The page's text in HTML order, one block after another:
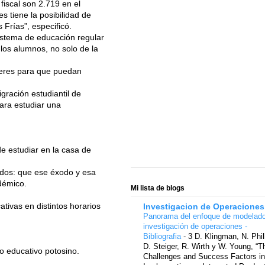
son 2.719 en el
tiene la posibilidad de
especificó.
de educación regular
alumnos, no solo de la
para que puedan
estudiantil de
estudiar una
estudiar en la casa de
que ese éxodo y esa
en distintos horarios
educativo potosino.
Mi lista de blogs
Investigacion de Operaciones
Panorama del enfoque de
investigación de operaciones -
Bibliografia - 3 D. Klingman, N.
D. Steiger, R. Wirth y W. Young,
Challenges and Success Factors in